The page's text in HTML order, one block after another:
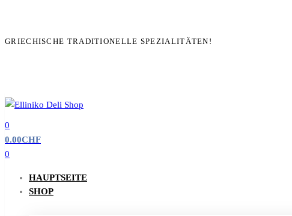
GRIECHISCHE TRADITIONELLE SPEZIALITÄTEN!
0
0.00CHF
0
HAUPTSEITE
SHOP